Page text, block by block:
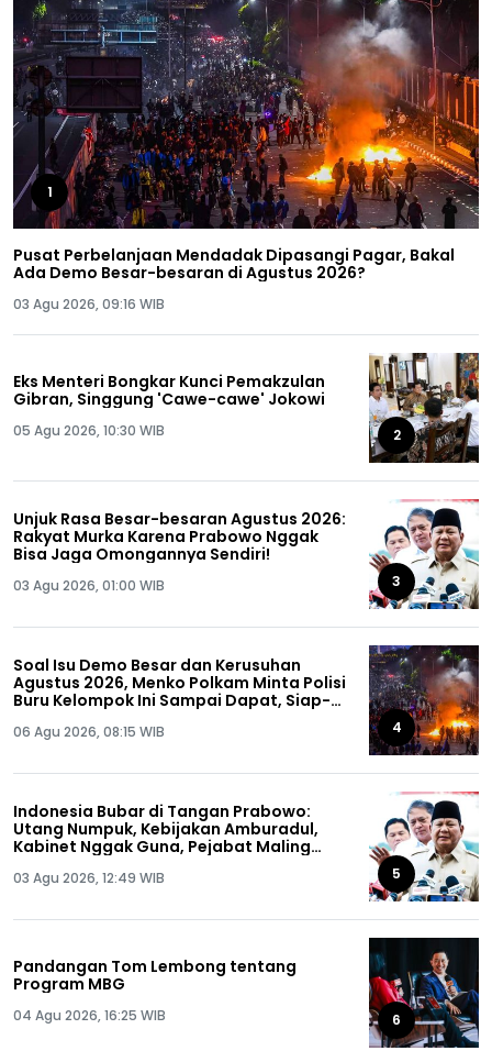
1
Pusat Perbelanjaan Mendadak Dipasangi Pagar, Bakal
Ada Demo Besar-besaran di Agustus 2026?
03 Agu 2026, 09:16 WIB
Eks Menteri Bongkar Kunci Pemakzulan
Gibran, Singgung 'Cawe-cawe' Jokowi
05 Agu 2026, 10:30 WIB 2
Unjuk Rasa Besar-besaran Agustus 2026:
Rakyat Murka Karena Prabowo Nggak
Bisa Jaga Omongannya Sendiri!
03 Agu 2026, 01:00 WIB 3
Soal Isu Demo Besar dan Kerusuhan
Agustus 2026, Menko Polkam Minta Polisi
Buru Kelompok Ini Sampai Dapat, Siap-
06 Agu 2026, 08:15 WIB 4
Indonesia Bubar di Tangan Prabowo:
Utang Numpuk, Kebijakan Amburadul,
Kabinet Nggak Guna, Pejabat Maling
03 Agu 2026, 12:49 WIB 5
Pandangan Tom Lembong tentang
Program MBG
04 Agu 2026, 16:25 WIB 6